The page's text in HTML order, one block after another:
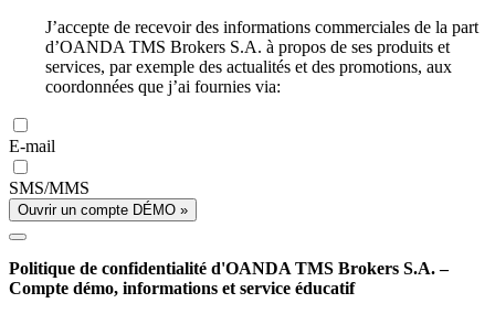
J’accepte de recevoir des informations commerciales de la part
d’OANDA TMS Brokers S.A. à propos de ses produits et
services, par exemple des actualités et des promotions, aux
coordonnées que j’ai fournies via:
E-mail
SMS/MMS
Ouvrir un compte DÉMO »
Politique de confidentialité d'OANDA TMS Brokers S.A. –
Compte démo, informations et service éducatif